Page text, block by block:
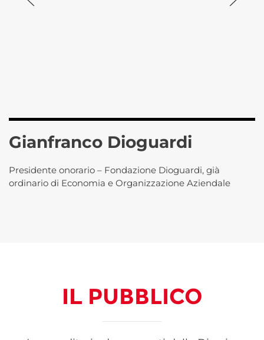
Gianfranco Dioguardi
Presidente onorario – Fondazione Dioguardi, già
ordinario di Economia e Organizzazione Aziendale
IL PUBBLICO